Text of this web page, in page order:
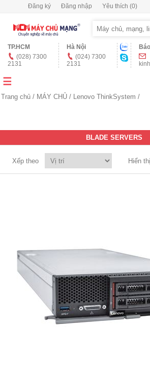
Đăng ký Đăng nhập Yêu thích (0)
TP.HCM
(028) 7300
2131
Hà Nội
(024) 7300
2131
Trang chủ / MÁY CHỦ / Lenovo ThinkSystem /
BLADE SERVERS
Xếp theo Hiển thị